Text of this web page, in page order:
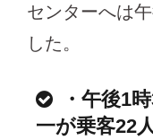
センターへは
した。
・午後1
一が乗客22